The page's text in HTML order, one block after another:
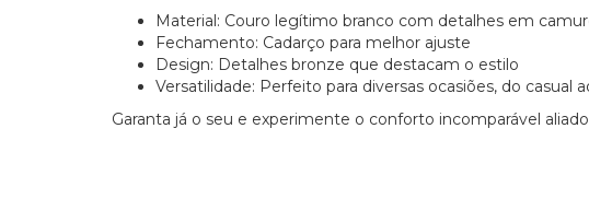
Material: Couro legítimo branco com detalhes em
Fechamento: Cadarço para melhor ajuste
Design: Detalhes bronze que destacam o estilo
Versatilidade: Perfeito para diversas ocasiões, do casual
Garanta já o seu e experimente o conforto incomparável